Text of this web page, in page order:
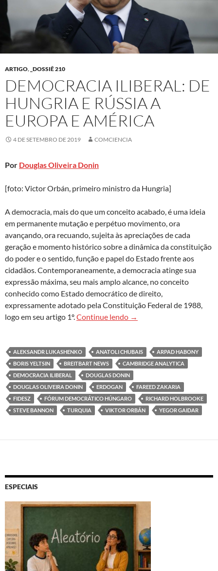
ARTIGO, _DOSSIÊ 210
DEMOCRACIA ILIBERAL: DE
HUNGRIA E RÚSSIA A
EUROPA E AMÉRICA
4 DE SETEMBRO DE 2019 COMCIENCIA
Por Douglas Oliveira Donin
[foto: Victor Orbán, primeiro ministro da Hungria]
A democracia, mais do que um conceito acabado, é uma ideia
em permanente mutação e perpétuo movimento, ora
avançando, ora recuando, sujeita às apreciações de cada
geração e momento histórico sobre a dinâmica da constituição
do poder e o sentido, função e papel do Estado frente aos
cidadãos. Contemporaneamente, a democracia atinge sua
expressão máxima, seu mais amplo alcance, no conceito
conhecido como Estado democrático de direito,
expressamente adotado pela Constituição Federal de 1988,
logo em seu artigo 1º.Continue lendo Democracia iliberal: de
→
ALEKSANDR LUKASHENKO ANATOLI CHUBAIS
ARPAD HABONY
BORIS YELTSIN
BREITBART NEWS
CAMBRIDGE ANALYTICA
DEMOCRACIA ILIBERAL
DOUGLAS DONIN
DOUGLAS OLIVEIRA DONIN
ERDOGAN
FAREED ZAKARIA
FIDESZ
FÓRUM DEMOCRÁTICO HÚNGARO
RICHARD HOLBROOKE
STEVE BANNON
TURQUIA VIKTOR ORBÁN YEGOR GAIDAR
ESPECIAIS